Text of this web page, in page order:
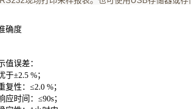
确度
值误差：
于±2.5 %；
复性：≤2.0 %；
应时间：≤90s；